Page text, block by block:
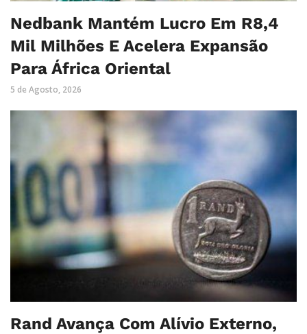
Nedbank Mantém Lucro Em R8,4
Mil Milhões E Acelera Expansão
Para África Oriental
5 de Agosto, 2026
Rand Avança Com Alívio Externo,